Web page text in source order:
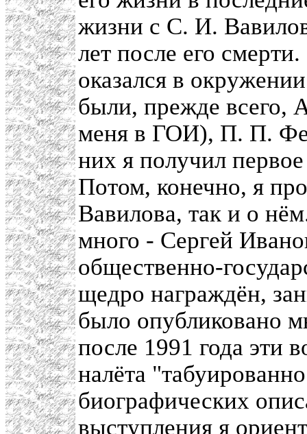
жизни с С. И.
лет после его
оказался в
были, прежде всего,
меня в ГОИ), П. П.
них я получил
Потом, конечно, я
Вавилова, так и о
много - Сергей
общественно-
щедро награждён,
было опубликовано
после 1991 года эти
налёта
биографических
выступления я